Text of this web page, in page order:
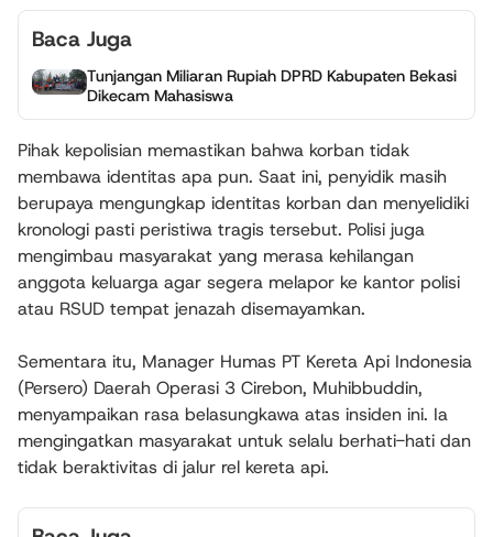
Baca Juga
Tunjangan Miliaran Rupiah DPRD Kabupaten Bekasi
Dikecam Mahasiswa
Pihak kepolisian memastikan bahwa korban tidak
membawa identitas apa pun. Saat ini, penyidik masih
berupaya mengungkap identitas korban dan menyelidiki
kronologi pasti peristiwa tragis tersebut. Polisi juga
mengimbau masyarakat yang merasa kehilangan
anggota keluarga agar segera melapor ke kantor polisi
atau RSUD tempat jenazah disemayamkan.
Sementara itu, Manager Humas PT Kereta Api Indonesia
(Persero) Daerah Operasi 3 Cirebon, Muhibbuddin,
menyampaikan rasa belasungkawa atas insiden ini. Ia
mengingatkan masyarakat untuk selalu berhati-hati dan
tidak beraktivitas di jalur rel kereta api.